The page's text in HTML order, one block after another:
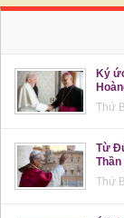
Ký
Thứ
Từ
Thứ